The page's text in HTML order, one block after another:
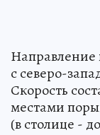
Направление
с северо-
Скорость
местами
(в столице -